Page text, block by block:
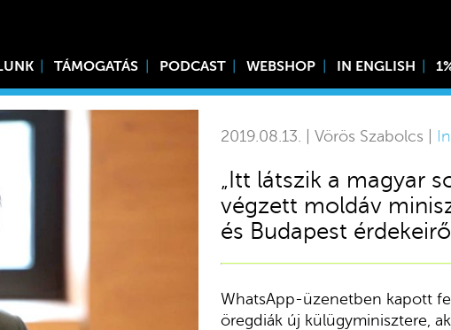
TÁMOGATÁS PODCAST WEBSHOP IN ENGLISH
2019.08.13. | Vörös Szabolcs |
„Itt látszik a magyar
végzett moldáv
és Budapest
WhatsApp-üzenetben kapott
öregdiák új külügyminisztere,